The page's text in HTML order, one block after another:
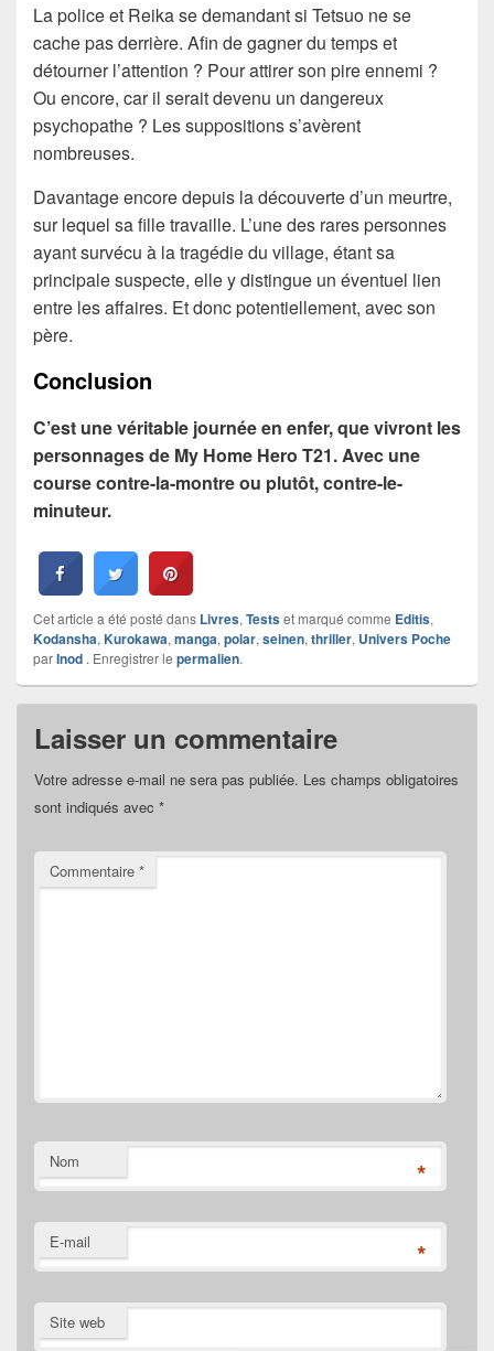
La police et Reika se demandant si Tetsuo ne se
cache pas derrière. Afin de gagner du temps et
détourner l’attention ? Pour attirer son pire ennemi ?
Ou encore, car il serait devenu un dangereux
psychopathe ? Les suppositions s’avèrent
nombreuses.
Davantage encore depuis la découverte d’un meurtre,
sur lequel sa fille travaille. L’une des rares personnes
ayant survécu à la tragédie du village, étant sa
principale suspecte, elle y distingue un éventuel lien
entre les affaires. Et donc potentiellement, avec son
père.
Conclusion
C’est une véritable journée en enfer, que vivront les
personnages de My Home Hero T21. Avec une
course contre-la-montre ou plutôt, contre-le-
minuteur.
Cet article a été posté dans Livres, Testset marqué comme Editis,
Kodansha, Kurokawa, manga, polar, seinen, thriller, Univers Poche
parInod . Enregistrer le permalien.
Laisser un commentaire
Votre adresse e-mail ne sera pas publiée. Les champs obligatoires
sont indiqués avec *
Commentaire *
Nom *
E-mail *
Site web